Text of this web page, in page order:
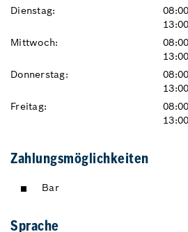
Dienstag:
Mittwoch:
Donnerstag:
Freitag:
Zahlungsmöglichkeiten
Bar
Sprache